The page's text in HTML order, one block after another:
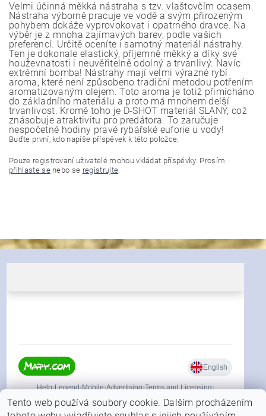
Velmi účinná měkká nástraha s tzv. vlaštovčím ocasem.
Nástraha výborně pracuje ve vodě a svým přirozeným
pohybem dokáže vyprovokovat i opatrného dravce. Na
výběr je z mnoha zajímavých barev, podle vašich
preferencí. Určitě oceníte i samotný materiál nástrahy.
Ten je dokonale elastický, příjemně měkký a díky své
houževnatosti i neuvěřitelně odolný a trvanlivý. Navíc
extrémní bomba! Nástrahy mají velmi výrazné rybí
aroma, které není způsobeno tradiční metodou potřením
aromatizovaným olejem. Toto aroma je totiž přimícháno
do základního materiálu a proto má mnohem delší
trvanlivost. Kromě toho je D-SHOT materiál SLANÝ, což
znásobuje atraktivitu pro predátora. To zaručuje
nespočetné hodiny pravé rybářské euforie u vody!
Buďte první, kdo napíše příspěvek k této položce.
Pouze registrovaní uživatelé mohou vkládat příspěvky. Prosím
přihlaste senebo se registrujte.
Tento web používá soubory cookie. Dalším procházením